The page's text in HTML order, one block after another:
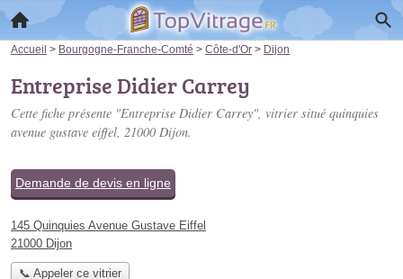
Accueil > Bourgogne-Franche-Comté > Côte-d'Or > Dijon
Entreprise Didier Carrey
Cette fiche présente "Entreprise Didier Carrey", vitrier situé quinquies
avenue gustave eiffel, 21000 Dijon.
Demande de devis en ligne
145 Quinquies Avenue Gustave Eiffel
21000 Dijon
📞 Appeler ce vitrier